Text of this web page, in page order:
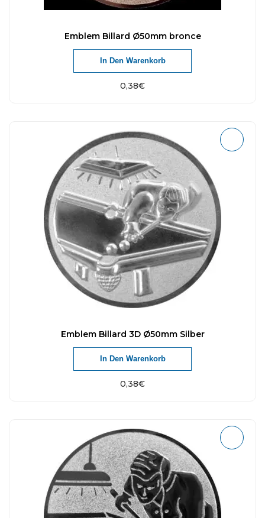
Emblem Billard Ø50mm bronce
0,38€
In Den Warenkorb
Emblem Billard 3D Ø50mm Silber
0,38€
In Den Warenkorb